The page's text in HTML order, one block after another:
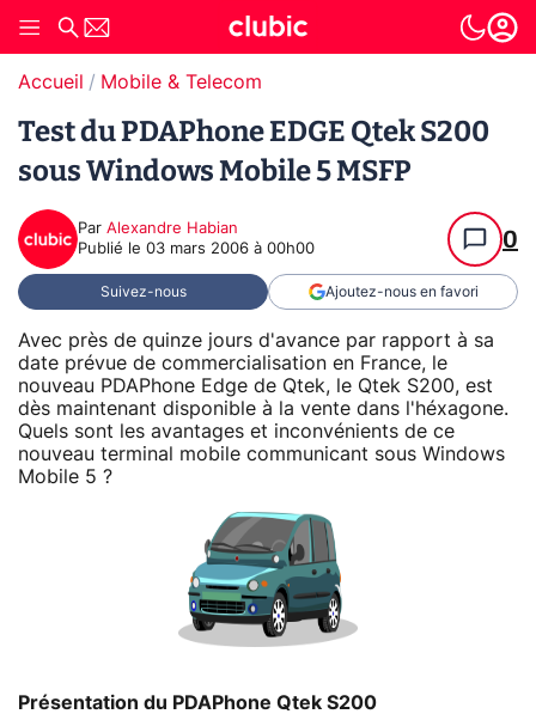
Accueil Mobile & Telecom
Test du PDAPhone EDGE Qtek S200
sous Windows Mobile 5 MSFP
Par Alexandre Habian
Publié le 03 mars 2006 à 00h00 0
Suivez-nous Ajoutez-nous en favori
Avec près de quinze jours d'avance par rapport à sa
date prévue de commercialisation en France, le
nouveau PDAPhone Edge de Qtek, le Qtek S200, est
dès maintenant disponible à la vente dans l'héxagone.
Quels sont les avantages et inconvénients de ce
nouveau terminal mobile communicant sous Windows
Mobile 5 ?
Présentation du PDAPhone Qtek S200